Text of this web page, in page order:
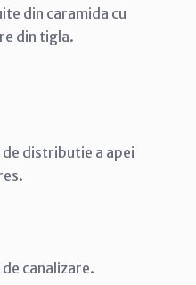
din caramida cu
din tigla.
distributie a apei
canalizare.